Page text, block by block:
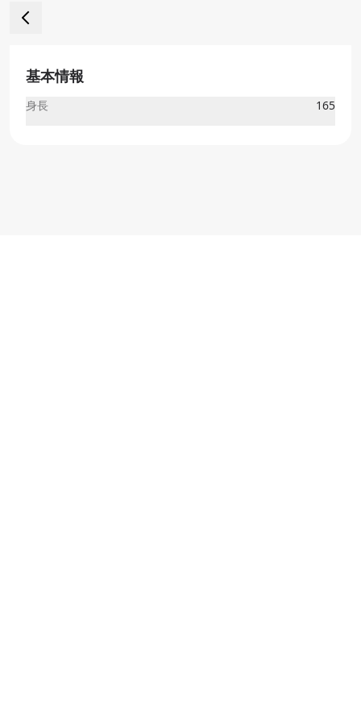
基本情報
身長 165